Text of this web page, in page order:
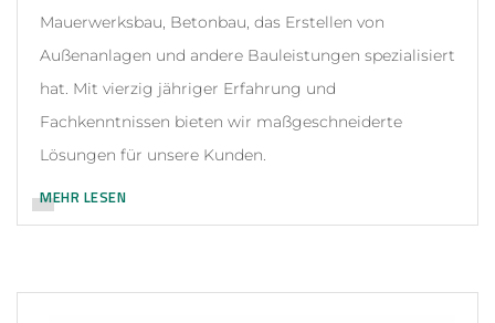
Mauerwerksbau, Betonbau, das Erstellen von
Außenanlagen und andere Bauleistungen spezialisiert
hat. Mit vierzig jähriger Erfahrung und
Fachkenntnissen bieten wir maßgeschneiderte
Lösungen für unsere Kunden.
MEHR LESEN